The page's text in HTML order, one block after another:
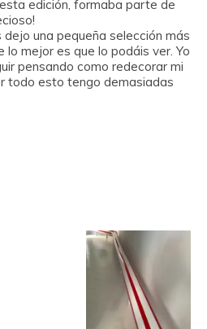
edición, formaba parte de
una pequeña selección más
mejor es que lo podáis ver. Yo
pensando como redecorar mi
todo esto tengo demasiadas